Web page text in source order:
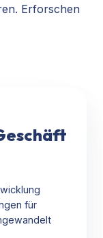
Erforschen
für